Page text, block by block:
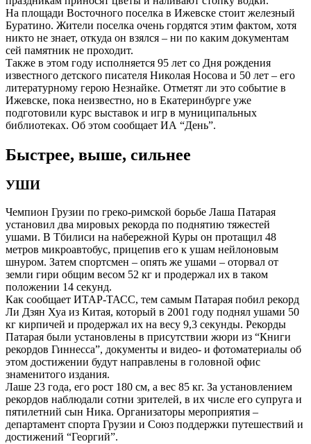
На площади Восточного поселка в Ижевске стоит железный
Буратино. Жители поселка очень гордятся этим фактом, хотя
никто не знает, откуда он взялся – ни по каким документам
сей памятник не проходит.
Также в этом году исполняется 95 лет со Дня рождения
известного детского писателя Николая Носова и 50 лет – его
литературному герою Незнайке. Отметят ли это событие в
Ижевске, пока неизвестно, но в Екатеринбурге уже
подготовили курс выставок и игр в муниципальных
библиотеках. Об этом сообщает ИА “День”.
Быстрее, выше, сильнее
УШИ
Чемпион Грузии по греко-римской борьбе Лаша Патарая
установил два мировых рекорда по поднятию тяжестей
ушами. В Тбилиси на набережной Куры он протащил 48
метров микроавтобус, прицепив его к ушам нейлоновым
шнуром. Затем спортсмен – опять же ушами – оторвал от
земли гири общим весом 52 кг и продержал их в таком
положении 14 секунд.
Как сообщает ИТАР-ТАСС, тем самым Патарая побил рекорд
Ли Дзян Хуа из Китая, который в 2001 году поднял ушами 50
кг кирпичей и продержал их на весу 9,3 секунды. Рекорды
Патарая были установлены в присутствии жюри из “Книги
рекордов Гиннесса”, документы и видео- и фотоматериалы об
этом достижении будут направлены в головной офис
знаменитого издания.
Лаше 23 года, его рост 180 см, а вес 85 кг. За установлением
рекордов наблюдали сотни зрителей, в их числе его супруга и
пятилетний сын Ника. Организаторы мероприятия –
департамент спорта Грузии и Союз поддержки путешествий и
достижений “Георгий”.